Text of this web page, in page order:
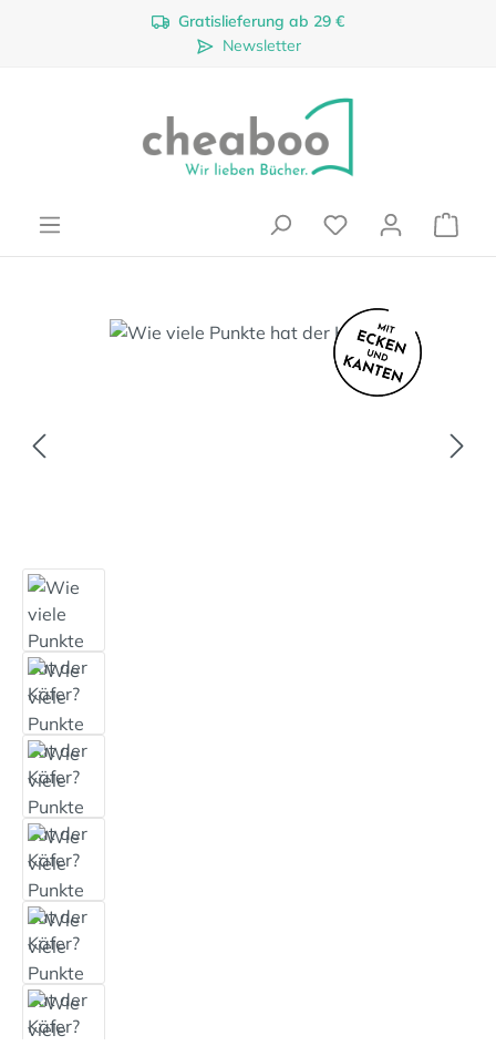
Zum Hauptinhalt springenGratislieferung ab 29 €
Newsletter
Bildergalerie überspringen